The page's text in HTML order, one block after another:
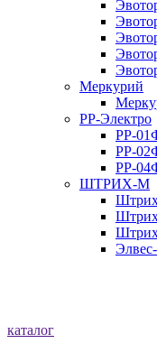
Меркурий
РР-Электро
РР-
РР-
РР-
ШТРИХ-М
каталог